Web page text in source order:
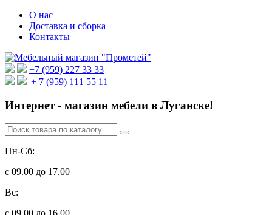
О нас
Доставка и сборка
Контакты
+7 (959) 227 33 33
+ 7 (959) 111 55 11
Интернет - магазин мебели в Луганске!
Пн-Сб:
с 09.00 до 17.00
Вс: